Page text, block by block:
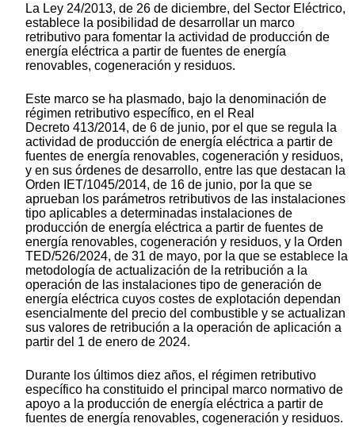
La Ley 24/2013, de 26 de diciembre, del Sector Eléctrico,
establece la posibilidad de desarrollar un marco
retributivo para fomentar la actividad de producción de
energía eléctrica a partir de fuentes de energía
renovables, cogeneración y residuos.
Este marco se ha plasmado, bajo la denominación de
régimen retributivo específico, en el Real
Decreto 413/2014, de 6 de junio, por el que se regula la
actividad de producción de energía eléctrica a partir de
fuentes de energía renovables, cogeneración y residuos,
y en sus órdenes de desarrollo, entre las que destacan la
Orden IET/1045/2014, de 16 de junio, por la que se
aprueban los parámetros retributivos de las instalaciones
tipo aplicables a determinadas instalaciones de
producción de energía eléctrica a partir de fuentes de
energía renovables, cogeneración y residuos, y la Orden
TED/526/2024, de 31 de mayo, por la que se establece la
metodología de actualización de la retribución a la
operación de las instalaciones tipo de generación de
energía eléctrica cuyos costes de explotación dependan
esencialmente del precio del combustible y se actualizan
sus valores de retribución a la operación de aplicación a
partir del 1 de enero de 2024.
Durante los últimos diez años, el régimen retributivo
específico ha constituido el principal marco normativo de
apoyo a la producción de energía eléctrica a partir de
fuentes de energía renovables, cogeneración y residuos.